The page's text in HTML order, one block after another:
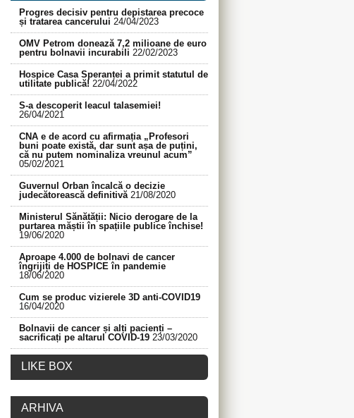
Progres decisiv pentru depistarea precoce
și tratarea cancerului 24/04/2023
OMV Petrom donează 7,2 milioane de euro
pentru bolnavii incurabili 22/02/2023
Hospice Casa Speranței a primit statutul de
utilitate publică! 22/04/2022
S-a descoperit leacul talasemiei!
26/04/2021
CNA e de acord cu afirmația „Profesori
buni poate există, dar sunt așa de puțini,
că nu putem nominaliza vreunul acum”
05/02/2021
Guvernul Orban încalcă o decizie
judecătorească definitivă 21/08/2020
Ministerul Sănătății: Nicio derogare de la
purtarea măștii în spațiile publice închise!
19/06/2020
Aproape 4.000 de bolnavi de cancer
îngrijiți de HOSPICE în pandemie
18/06/2020
Cum se produc vizierele 3D anti-COVID19
16/04/2020
Bolnavii de cancer și alți pacienți –
sacrificați pe altarul COVID-19 23/03/2020
LIKE BOX
ARHIVA